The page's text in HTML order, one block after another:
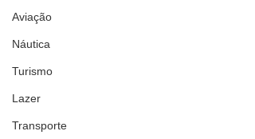
Aviação
Náutica
Turismo
Lazer
Transporte